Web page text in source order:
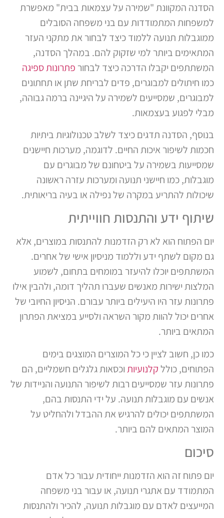
הסדנה המקוונת "שמירה על עצמאות בבית" מאפשרת
למשפחות המתמודדות עם בני משפחה הסובלים
ממוגבלות תנועה ללמוד כיצד לבחור את מתקני העזר
המתאימים ביותר למי שזקוק להם. במהלך הסדנה,
המשתתפים יקבלו הדרכה כיצד לבחורפתרונות ספיגה
כמו חיתולים למבוגרים, פדים לבריחת שתן או תחתונים
למבוגרים, שמסייעים לשמירה על היגיינה ברמה גבוהה,
מבלי לפגוע בעצמאות.
בנוסף, הסדנה תדגים כיצד לשלב טכנולוגיות ביתיות
חכמות לשיפור איכות החיים. לדוגמה, מערכות חיישנים
שמסייעות בשמירה על ביטחונם של מבוגרים עם
מוגבלות, כמו חיישני תנועה ומערכות עזרה ראשונה
שיכולות להתריע במקרה של נפילה או בעיה בריאותית.
שיתוף ידע והתנסות חווייתית
יום הפתוח הוא לא רק הזדמנות להתנסות במוצרים, אלא
גם מקום לשתף ידע וללמוד מניסיון אישי של אחרים.
המשתתפים יוכלו להיעזר במומחים בתחום, לשמוע
המלצות ישירות מאנשים שעברו תהליך דומה, ולהבין אילו
פתרונות עזר היו היעילים ביותר עבורם. הניסיון החיובי של
אחרים יכול להוות מקור השראה ולסייע במציאת הפתרון
המתאים ביותר.
כמו כן, חשוב לציין כי כל המוצרים המוצגים בימים
הפתוחים, כוללקלנועיותוכסאות גלגלים חשמליים, הם
פתרונות עזר שמסייעים רבות לשיפור התנועה והניידות של
אנשים עם מוגבלות תנועה. על ידי התנסות בהם,
המשתתפים יכולים להרגיש את ההבדל ולהחליט על
המוצר המתאים להם ביותר.
סיכום
יום פתוח זה הוא הזדמנות ייחודית עבור כל אדם
המתמודד עם אתגרי תנועה, או עבור בני משפחה
המייעצים לאדם עם מוגבלות תנועה, להכיר ולהתנסות